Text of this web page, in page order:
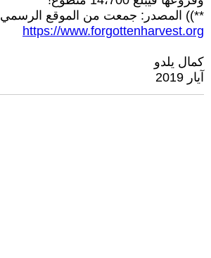
**)) المصدر: جمعت من الموقع
https://www.forgottenharvest.org
كمال يلدو
آيار 2019